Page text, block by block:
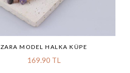
ZARA MODEL HALKA KÜPE
169.90 TL